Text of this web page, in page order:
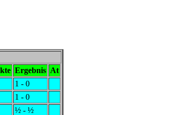
Ergebnis At
1 - 0
1 - 0
½ - ½